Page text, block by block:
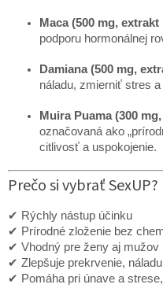
Maca (500 mg, extrakt
podporu hormonálnej
Damiana (500 mg,
náladu, zmierniť stres
Muira Puama (300
označovaná ako
citlivosť a uspokojenie.
Prečo si vybrať SexUP?
✔ Rýchly nástup účinku
✔ Prírodné zloženie bez
✔ Vhodný pre ženy aj mužov
✔ Zlepšuje prekrvenie,
✔ Pomáha pri únave a